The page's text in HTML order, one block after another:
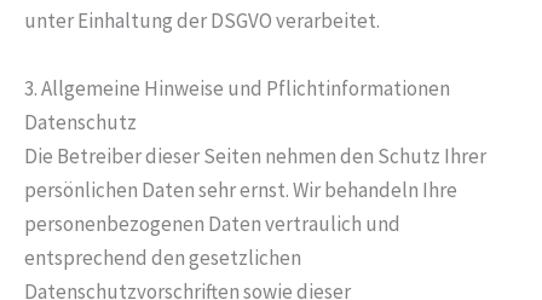
unter Einhaltung der DSGVO verarbeitet.
3. Allgemeine Hinweise und Pflicht­informationen
Datenschutz
Die Betreiber dieser Seiten nehmen den Schutz Ihrer
persönlichen Daten sehr ernst. Wir behandeln Ihre
personenbezogenen Daten vertraulich und
entsprechend den gesetzlichen
Datenschutzvorschriften sowie dieser